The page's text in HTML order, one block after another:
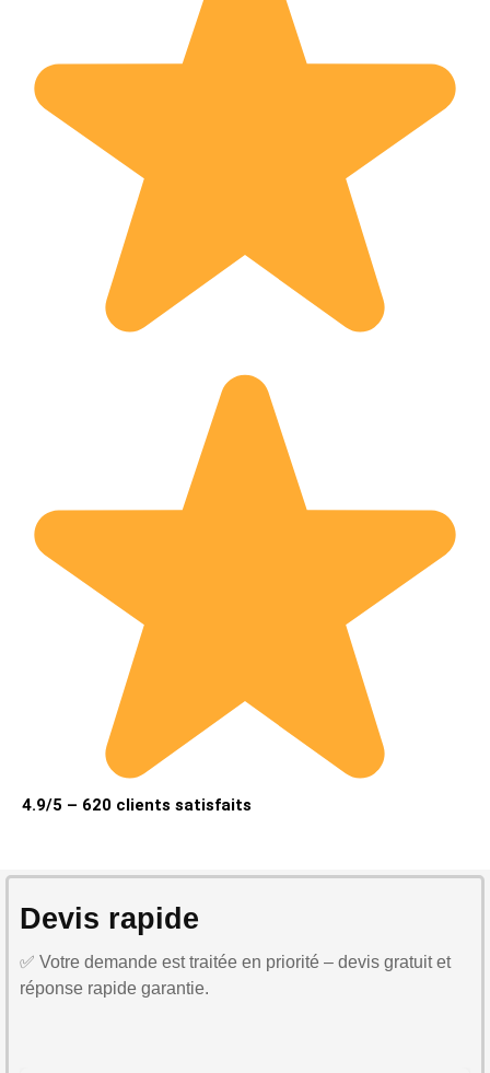
4.9/5 – 620 clients satisfaits
Devis rapide
✅ Votre demande est traitée en priorité – devis gratuit et
réponse rapide garantie.